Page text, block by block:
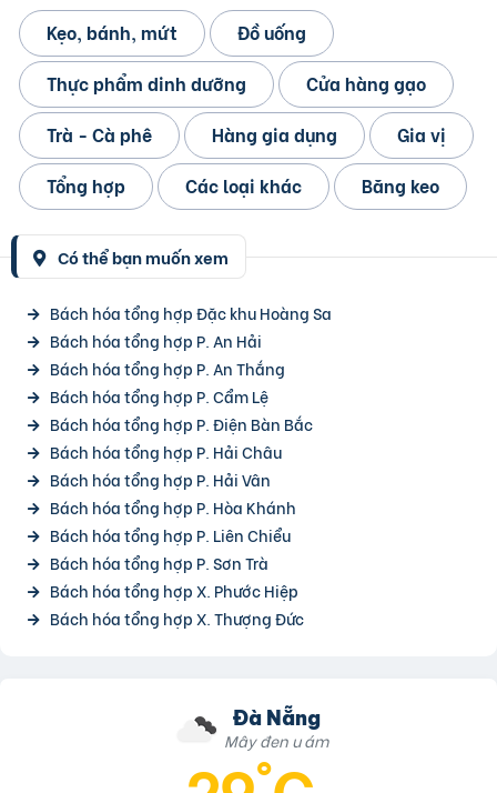
Kẹo, bánh, mứt
Đồ uống
Thực phẩm dinh dưỡng
Cửa hàng gạo
Trà - Cà phê
Hàng gia dụng
Gia vị
Tổng hợp
Các loại khác Băng keo
Có thể bạn muốn xem
Bách hóa tổng hợp Đặc khu Hoàng Sa
Bách hóa tổng hợp P. An Hải
Bách hóa tổng hợp P. An Thắng
Bách hóa tổng hợp P. Cẩm Lệ
Bách hóa tổng hợp P. Điện Bàn Bắc
Bách hóa tổng hợp P. Hải Châu
Bách hóa tổng hợp P. Hải Vân
Bách hóa tổng hợp P. Hòa Khánh
Bách hóa tổng hợp P. Liên Chiểu
Bách hóa tổng hợp P. Sơn Trà
Bách hóa tổng hợp X. Phước Hiệp
Bách hóa tổng hợp X. Thượng Đức
Đà Nẵng
Mây đen u ám